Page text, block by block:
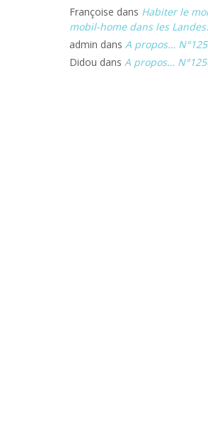
Françoise dans Habiter le
mobil-home dans les
admin dans A propos…
Didou dans A propos…